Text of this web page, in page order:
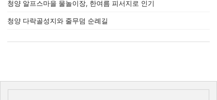
청양 알프스마을 물놀이장, 한여름 피서지로 인기
청양 다락골성지와 줄무덤 순례길